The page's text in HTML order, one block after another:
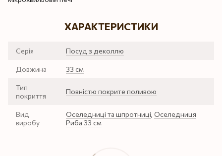
ХАРАКТЕРИСТИКИ
Серія Посуд з деколлю
Довжина 33 см
Тип
покриття
Повністю покрите поливою
Вид
виробу
Оселедниці та шпротниці, Оселедниця
Риба 33 см